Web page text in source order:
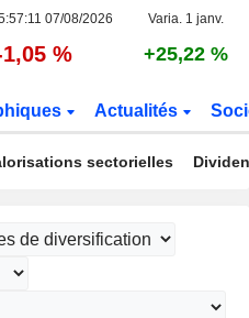
07/08/2026 Varia. 1 janv.
% +25,22 %
Actualités
sectorielles